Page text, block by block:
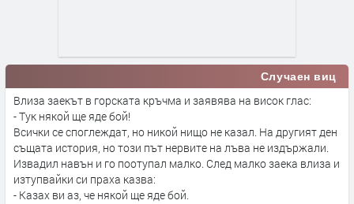
Случаен виц
Влиза заекът в горската кръчма и заявява на висок глас:
- Тук някой ще яде бой!
Всички се споглеждат, но никой нищо не казал. На другият ден
същата история, но този път нервите на лъва не издържали.
Извадил навън и го поотупал малко. След малко заека влиза и
изтупвайки си праха казва:
- Казах ви аз, че някой ще яде бой.